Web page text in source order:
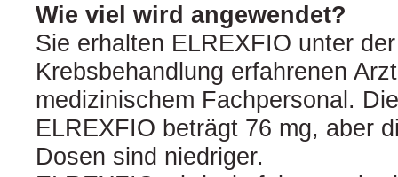
Wie viel wird angewendet?
Sie erhalten ELREXFIO unter
Krebsbehandlung erfahrenen
medizinischem Fachpersonal.
ELREXFIO beträgt 76 mg, aber
Dosen sind niedriger.